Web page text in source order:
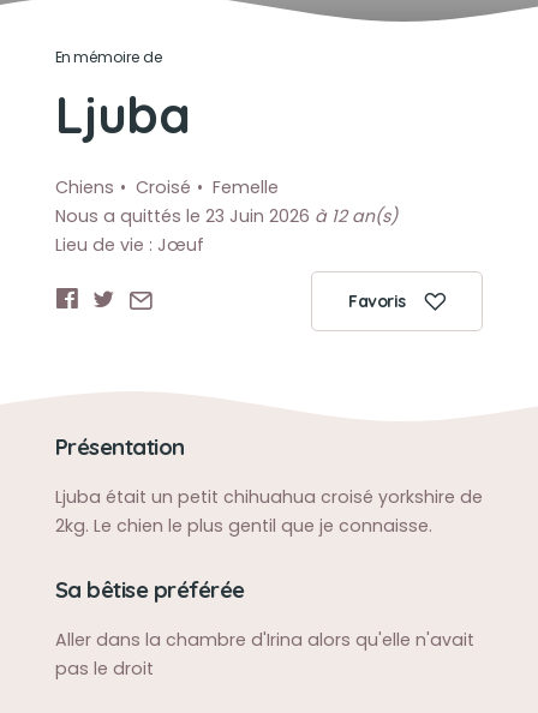
En mémoire de
Ljuba
Chiens Croisé
Femelle
Nous a quittés le 23 Juin 2026 à 12 an(s)
Lieu de vie : Jœuf
Favoris
Présentation
Ljuba était un petit chihuahua croisé yorkshire de
2kg. Le chien le plus gentil que je connaisse.
Sa bêtise préférée
Aller dans la chambre d'Irina alors qu'elle n'avait
pas le droit